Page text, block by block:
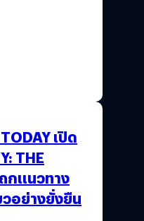
เปิด
THE
กแนวทาง
อย่างยั่งยืน